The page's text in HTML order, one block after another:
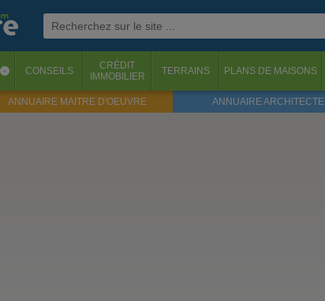
‹ CONSEILS
CRÉDIT
IMMOBILIER
TERRAINS PLANS DE MAISONS
ANNUAIRE MAITRE D'OEUVRE ANNUAIRE ARCHITECTE